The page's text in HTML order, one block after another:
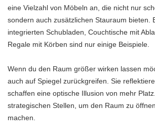
eine Vielzahl von Möbeln an, die nicht nur
sondern auch zusätzlichen Stauraum bieten.
integrierten Schubladen, Couchtische mit
Regale mit Körben sind nur einige Beispiele.
Wenn du den Raum größer wirken lassen
auch auf Spiegel zurückgreifen. Sie
schaffen eine optische Illusion von mehr
strategischen Stellen, um den Raum zu
machen.